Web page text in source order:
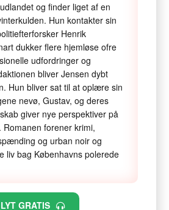
og finder liget af en
Hun kontakter sin
Henrik
dukker flere hjemløse ofre
udfordringer og
bliver Jensen dybt
Hun bliver sat til at oplære sin
nevø, Gustav, og deres
giver nye perspektiver på
forener krimi,
og urban noir og
liv bag Københavns polerede
LYT GRATIS